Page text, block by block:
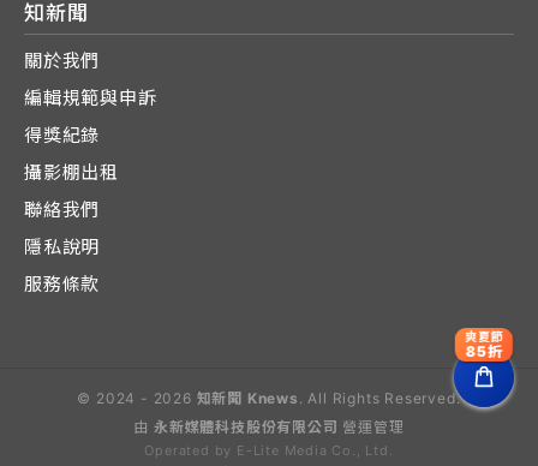
知新聞
關於我們
編輯規範與申訴
得獎紀錄
攝影棚出租
聯絡我們
隱私說明
服務條款
© 2024 - 2026 知新聞 Knews . All Rights Reserved.
由 永新媒體科技股份有限公司 營運管理
Operated by E-Lite Media Co., Ltd.
爽夏節
85折